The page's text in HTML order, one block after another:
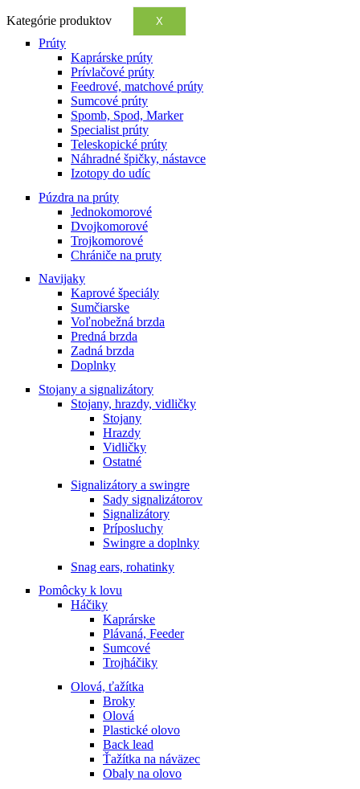
Kategórie produktov X
Prúty
Kaprárske prúty
Prívlačové prúty
Feedrové, matchové prúty
Sumcové prúty
Spomb, Spod, Marker
Specialist prúty
Teleskopické prúty
Náhradné špičky, nástavce
Izotopy do udíc
Púzdra na prúty
Jednokomorové
Dvojkomorové
Trojkomorové
Chrániče na pruty
Navijaky
Kaprové špeciály
Sumčiarske
Voľnobežná brzda
Predná brzda
Zadná brzda
Doplnky
Stojany a signalizátory
Stojany, hrazdy, vidličky
Stojany
Hrazdy
Vidličky
Ostatné
Signalizátory a swingre
Sady signalizátorov
Signalizátory
Príposluchy
Swingre a doplnky
Snag ears, rohatinky
Pomôcky k lovu
Háčiky
Kaprárske
Plávaná, Feeder
Sumcové
Trojháčiky
Olová, ťažítka
Broky
Olová
Plastické olovo
Back lead
Ťažítka na náväzec
Obaly na olovo